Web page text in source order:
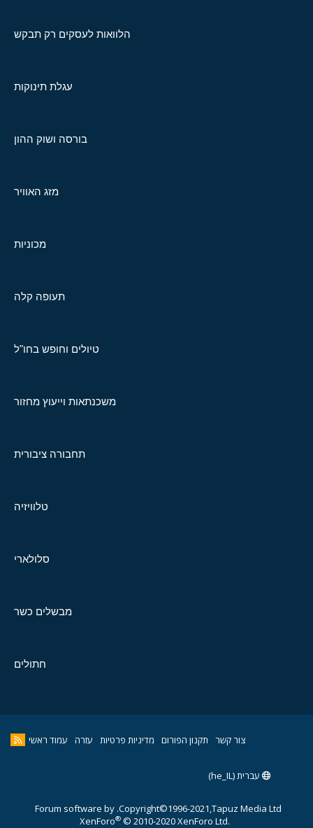
הלוואות לעסקים רק תבקש
עגלת תינוקות
בורסה ושוק ההון
מזג האוויר
מכוניות
תעופה קלה
טיולים וחופש בחו"ל
משכנתאות וייעוץ מחזור
תחבורה ציבורית
טלוויזיה
סלולארי
מבשלים כשר
חתולים
צור קשר תקנון הפורום מדיניות פרטיות עזרה עמוד ראשי
עברית (he_IL)
Copyright©1996-2021,Tapuz Media Ltd.
Forum software by
XenForo® © 2010-2020 XenForo Ltd.